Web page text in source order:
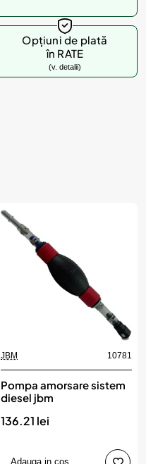
Opțiuni de plată
în RATE
(v. detalii)
JBM 10781
Pompa amorsare sistem
diesel jbm
136.21 lei
Adauga in cos